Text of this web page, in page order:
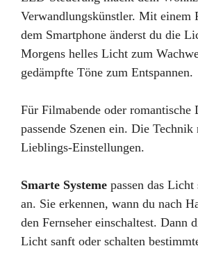
Verwandlungskünstler. Mit einem
dem Smartphone änderst du die
Morgens helles Licht zum
gedämpfte Töne zum Entspannen.
Für Filmabende oder romantische
passende Szenen ein. Die
Lieblings-Einstellungen.
Smarte Systeme passen das
an. Sie erkennen, wann du nach
den Fernseher einschaltest. Dann
Licht sanft oder schalten